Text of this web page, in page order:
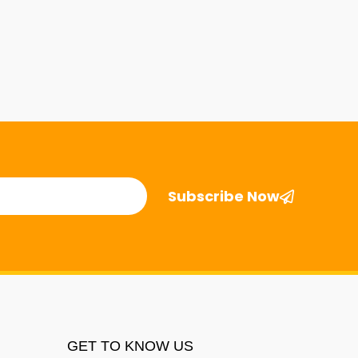
Subscribe Now
GET TO KNOW US